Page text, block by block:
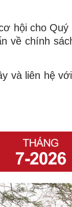
hội cho Quý
về chính
và liên hệ